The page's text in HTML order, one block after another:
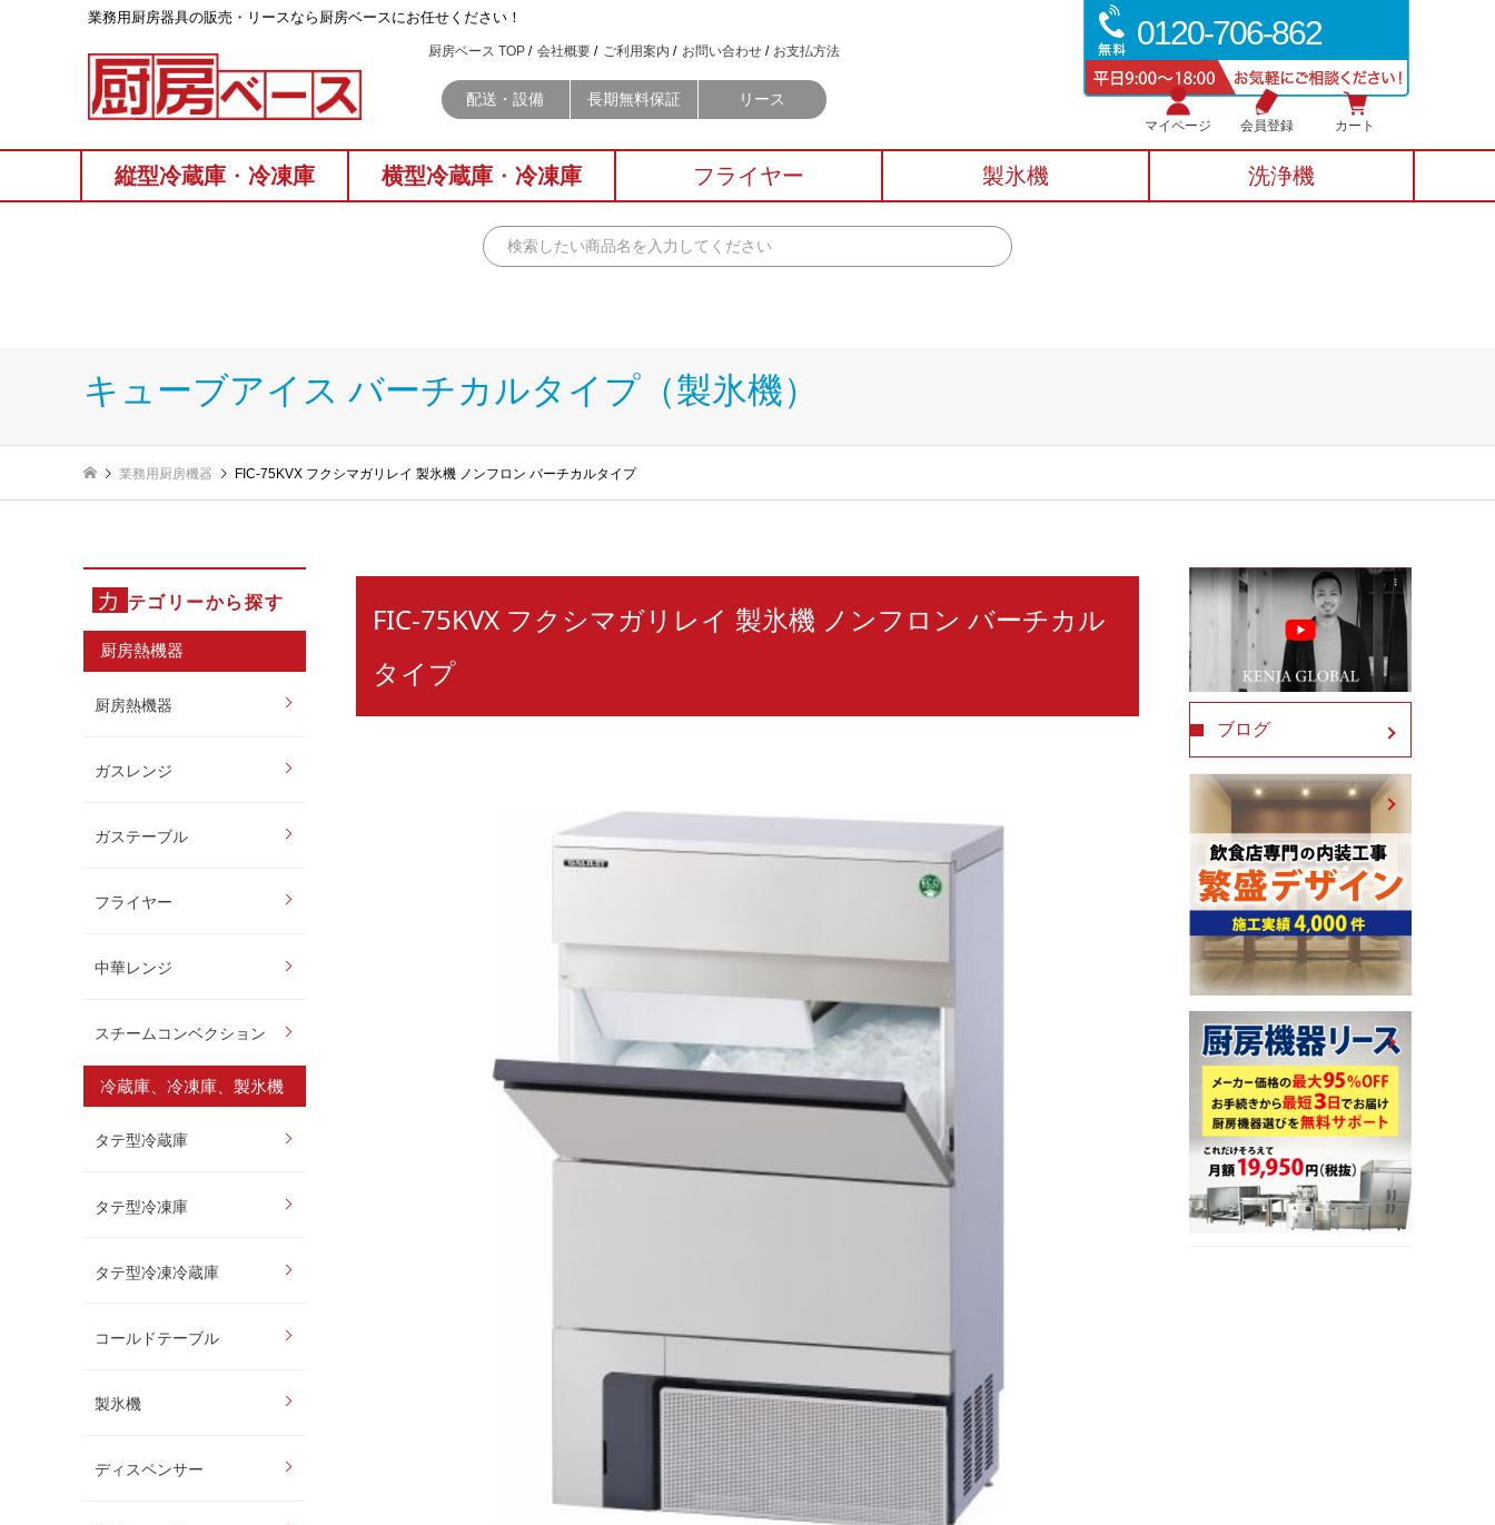
0120-706-862
業務⽤厨房器具の販売・リースなら厨房ベースにお任せください！
厨房ベース TOP 会社概要 ご利用案内 お問い合わせ お支払方法
配送・設備 長期無料保証 リース
マイページ 会員登録 カート
縦型冷蔵庫 ・ 冷凍庫 横型冷蔵庫 ・ 冷凍庫 フライヤー 製氷機 洗浄機
キューブアイス バーチカルタイプ（製氷機）
業務用厨房機器 FIC-75KVX フクシマガリレイ 製氷機 ノンフロン バーチカルタイプ
カ テゴリーから探す
厨房熱機器
厨房熱機器
ガスレンジ
ガステーブル
フライヤー
中華レンジ
スチームコンベクション
冷蔵庫、冷凍庫、製氷機
タテ型冷蔵庫
タテ型冷凍庫
タテ型冷凍冷蔵庫
コールドテーブル
製氷機
ディスペンサー
FIC-75KVX フクシマガリレイ 製氷機 ノンフロン バーチカル
タイプ
ブログ